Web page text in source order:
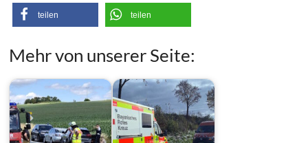
teilen teilen
Mehr von unserer Seite: